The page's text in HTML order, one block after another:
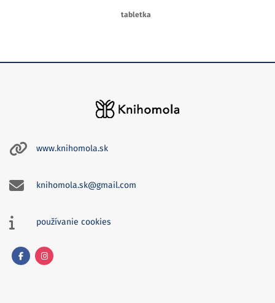
tabletka
www.knihomola.sk
knihomola.sk@gmail.com
používanie cookies